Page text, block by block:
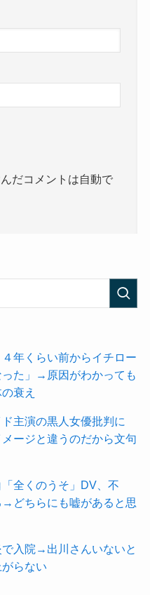
だコメントは自動で
年くらい前からイチロー
た」→原因がわかっても
衰え
主演の黒人女優批判に
ージと違うのだから文句
全くのうそ」DV、不
どちらにも嘘があると思
入院→出川さんいないと
らない